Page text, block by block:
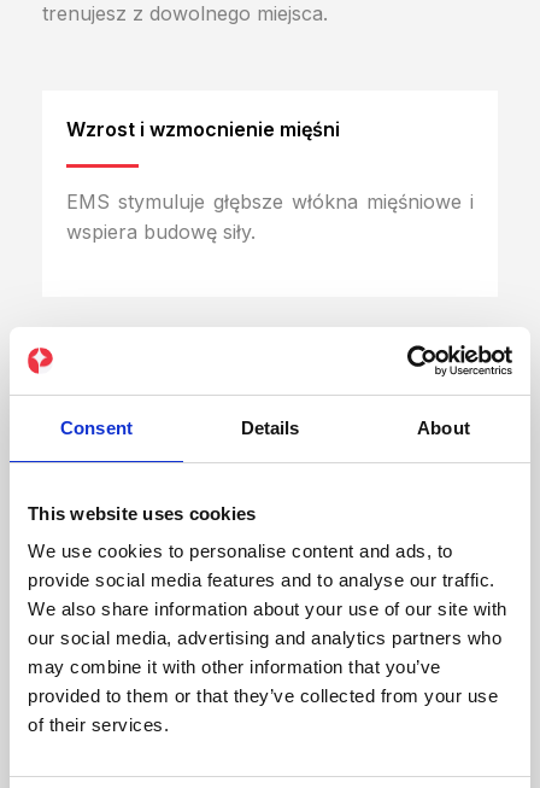
Consent Details About
This website uses cookies
We use cookies to personalise content and ads, to
provide social media features and to analyse our traffic.
We also share information about your use of our site with
our social media, advertising and analytics partners who
may combine it with other information that you’ve
provided to them or that they’ve collected from your use
of their services.
trenujesz z dowolnego miejsca.
Wzrost i wzmocnienie mięśni
EMS stymuluje głębsze włókna mięśniowe i
wspiera budowę siły.
Wszechstronność
EMS sprawdza się w wielu celach: siła,
odchudzanie, rehabilitacja.